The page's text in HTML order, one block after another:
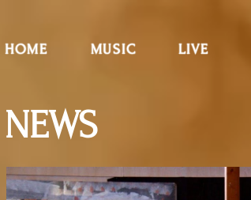
HOME MUSIC LIVE
NEWS